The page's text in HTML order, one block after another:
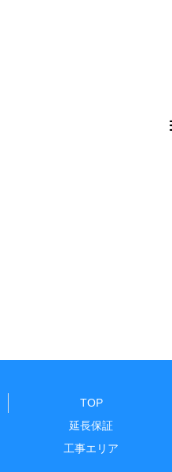
TOP
延長保証
工事エリア